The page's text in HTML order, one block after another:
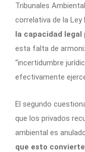
Tribunales
correlativa de la Ley
la capacidad legal
esta falta de
“incertidumbre
efectivamente
El segundo
que los privados
ambiental es
que esto